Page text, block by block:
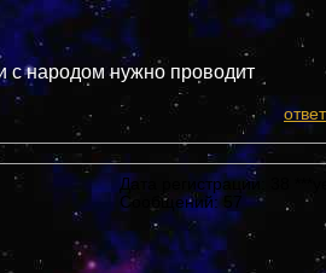
с народом нужно проводит
ответ
Дата регистрации: 38
Сообщений: 57